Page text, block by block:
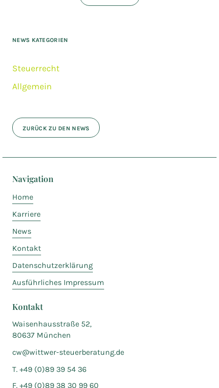
NEWS KATEGORIEN
Steuerrecht
Allgemein
ZURÜCK ZU DEN NEWS
Navigation
Home
Karriere
News
Kontakt
Datenschutzerklärung
Ausführliches Impressum
Kontakt
Waisenhausstraße 52,
80637 München
cw@wittwer-steuerberatung.de
T. +49 (0)89 39 54 36
F. +49 (0)89 38 30 99 60